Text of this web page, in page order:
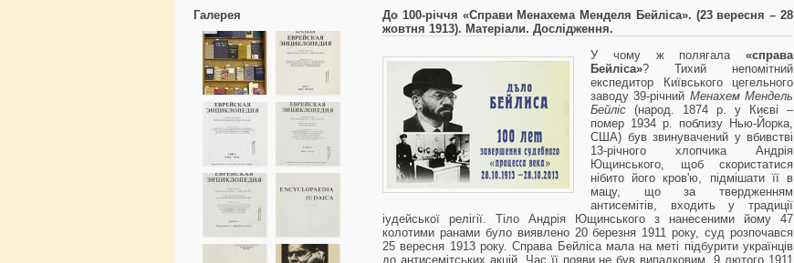
Галерея
До 100-річчя «Справи Менахема Менделя Бейліса». (23 вересня – 28
жовтня 1913). Матеріали. Дослідження.
У чому ж полягала «справа
Бейліса»? Тихий непомітний
експедитор Київського цегельного
заводу 39-річний Менахем Мендель
Бейліс (народ. 1874 р. у Києві –
помер 1934 р. поблизу Нью-Йорка,
США) був звинувачений у вбивстві
13-річного хлопчика Андрія
Ющинського, щоб скористатися
нібито його кров'ю, підмішати її в
мацу, що за твердженням
антисемітів, входить у традиції
іудейської релігії. Тіло Андрія Ющинського з нанесеними йому 47
колотими ранами було виявлено 20 березня 1911 року, суд розпочався
25 вересня 1913 року. Справа Бейліса мала на меті підбурити українців
до антисемітських акцій. Час її появи не був випадковим, 9 лютого 1911